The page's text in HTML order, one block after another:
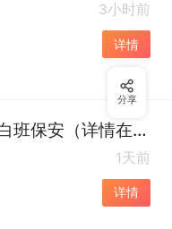
3小时前
详情
金堤路五一路附近的小区长白班保安（详情在线直接拨打电话咨询）
1天前
详情
分享